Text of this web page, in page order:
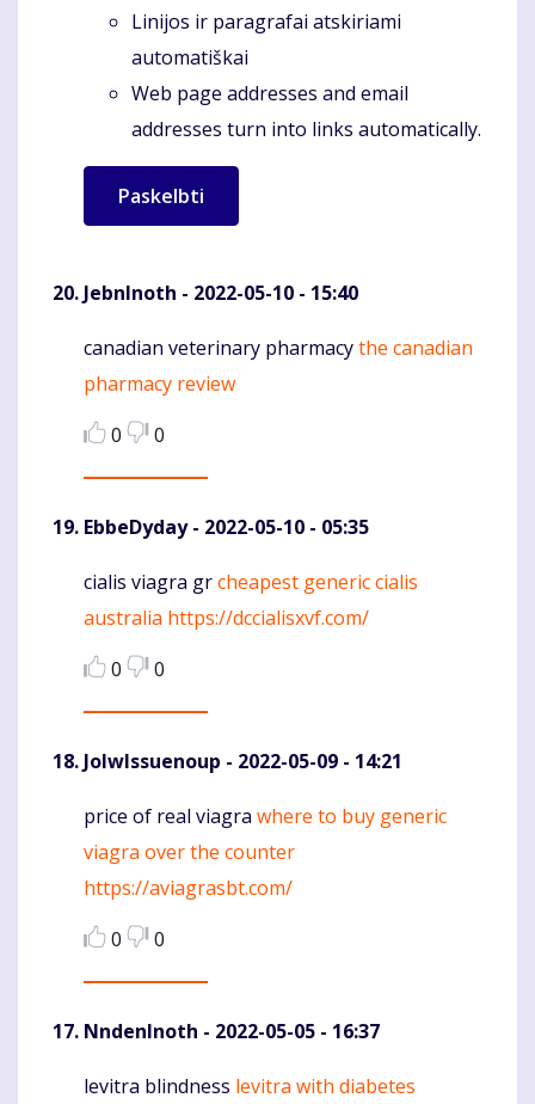
Linijos ir paragrafai atskiriami
automatiškai
Web page addresses and email
addresses turn into links automatically.
JebnInoth - 2022-05-10 - 15:40
Komentaras
canadian veterinary pharmacythe canadian
pharmacy review
0
0
EbbeDyday- 2022-05-10 - 05:35
Komentaras
cialis viagra grcheapest generic cialis
australia https://dccialisxvf.com/
0
0
JolwIssuenoup - 2022-05-09 - 14:21
Komentaras
price of real viagra where to buy generic
viagra over the counter
https://aviagrasbt.com/
0
0
NndenInoth - 2022-05-05 - 16:37
Komentaras
levitra blindness levitra with diabetes